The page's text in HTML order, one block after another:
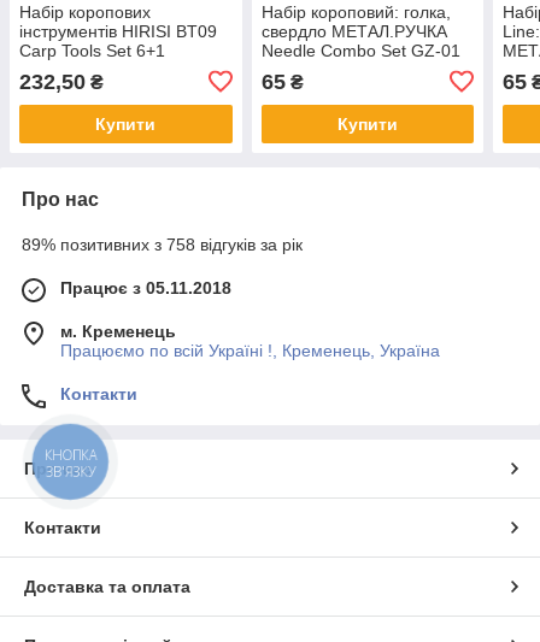
Набір коропових
інструментів HIRISI BT09
Carp Tools Set 6+1
бойлів затягувач вузлів
мультитул
232,50 ₴
Купити
Набір короповий: голка,
свердло МЕТАЛ.РУЧКА
Needle Combo Set GZ-01
65₴
Купити
65
Про нас
89% позитивних з 758 відгуків за рік
Працює з 05.11.2018
м. Кременець
Працюємо по всій Україні !, Кременець, Україна
Контакти
Про нас
Контакти
Доставка та оплата
КНОПКА
ЗВ'ЯЗКУ